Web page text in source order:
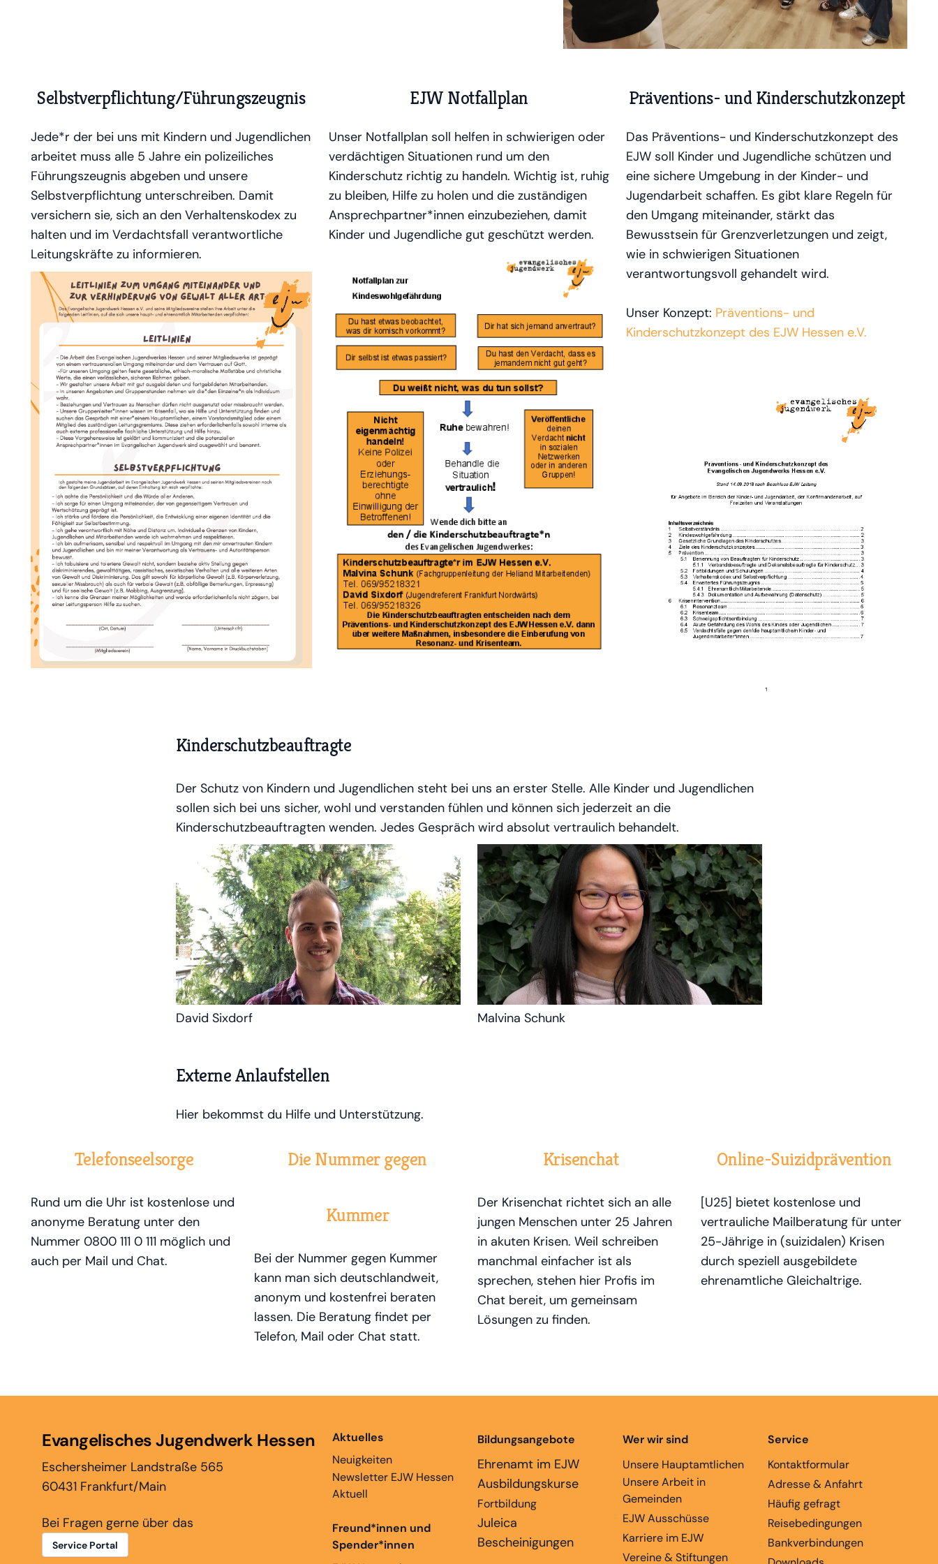
Selbstverpflichtung/Führungszeugnis EJW Notfallplan Präventions- und Kinderschutzkonzept
Jede*r der bei uns mit Kindern und Jugendlichen
arbeitet muss alle 5 Jahre ein polizeiliches
Führungszeugnis abgeben und unsere
Selbstverpflichtung unterschreiben. Damit
versichern sie, sich an den Verhaltenskodex zu
halten und im Verdachtsfall verantwortliche
Leitungskräfte zu informieren.
Unser Notfallplan soll helfen in schwierigen oder
verdächtigen Situationen rund um den
Kinderschutz richtig zu handeln. Wichtig ist, ruhig
zu bleiben, Hilfe zu holen und die zuständigen
Ansprechpartner*innen einzubeziehen, damit
Kinder und Jugendliche gut geschützt werden.
Das Präventions- und Kinderschutzkonzept des
EJW soll Kinder und Jugendliche schützen und
eine sichere Umgebung in der Kinder- und
Jugendarbeit schaffen. Es gibt klare Regeln für
den Umgang miteinander, stärkt das
Bewusstsein für Grenzverletzungen und zeigt,
wie in schwierigen Situationen
verantwortungsvoll gehandelt wird.
Unser Konzept: Präventions- und
Kinderschutzkonzept des EJW Hessen e.V.
Kinderschutzbeauftragte
Der Schutz von Kindern und Jugendlichen steht bei uns an erster Stelle. Alle Kinder und Jugendlichen
sollen sich bei uns sicher, wohl und verstanden fühlen und können sich jederzeit an die
Kinderschutzbeauftragten wenden. Jedes Gespräch wird absolut vertraulich behandelt.
David Sixdorf Malvina Schunk
Externe Anlaufstellen
Hier bekommst du Hilfe und Unterstützung.
Telefonseelsorge
Rund um die Uhr ist kostenlose und
anonyme Beratung unter den
Nummer 0800 111 0 111 möglich und
auch per Mail und Chat.
Die Nummer gegen
Kummer
Bei der Nummer gegen Kummer
kann man sich deutschlandweit,
anonym und kostenfrei beraten
lassen. Die Beratung findet per
Telefon, Mail oder Chat statt.
Krisenchat
Der Krisenchat richtet sich an alle
jungen Menschen unter 25 Jahren
in akuten Krisen. Weil schreiben
manchmal einfacher ist als
sprechen, stehen hier Profis im
Chat bereit, um gemeinsam
Lösungen zu finden.
Online-Suizidprävention
[U25] bietet kostenlose und
vertrauliche Mailberatung für unter
25-Jährige in (suizidalen) Krisen
durch speziell ausgebildete
ehrenamtliche Gleichaltrige.
Evangelisches Jugendwerk Hessen
Eschersheimer Landstraße 565
60431 Frankfurt/Main
Bei Fragen gerne über das
Service Portal
Aktuelles
Neuigkeiten
Newsletter EJW Hessen
Aktuell
Freund*innen und
Spender*innen
Bildungsangebote
Ehrenamt im EJW
Ausbildungskurse
Fortbildung
Juleica
Bescheinigungen
Wer wir sind
Unsere Hauptamtlichen
Unsere Arbeit in
Gemeinden
EJW Ausschüsse
Karriere im EJW
Vereine & Stiftungen
Service
Kontaktformular
Adresse & Anfahrt
Häufig gefragt
Reisebedingungen
Bankverbindungen